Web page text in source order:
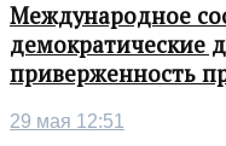
Международное
демократические
приверженность
29 мая 12:51